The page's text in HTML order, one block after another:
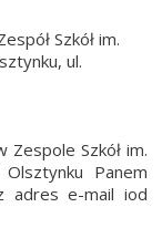
Szkół im.
ul.
Szkół im.
Panem
adres e-mail iod